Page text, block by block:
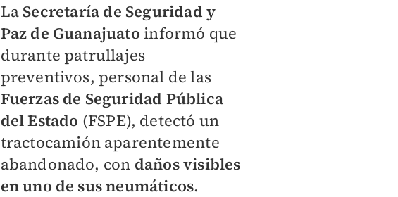
La Secretaría de Seguridad y
Paz de Guanajuato informó que
durante patrullajes
preventivos, personal de las
Fuerzas de Seguridad Pública
del Estado (FSPE), detectó un
tractocamión aparentemente
abandonado, con daños visibles
en uno de sus neumáticos.